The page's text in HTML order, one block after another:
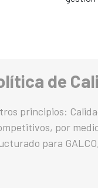
de
principios:
por
para